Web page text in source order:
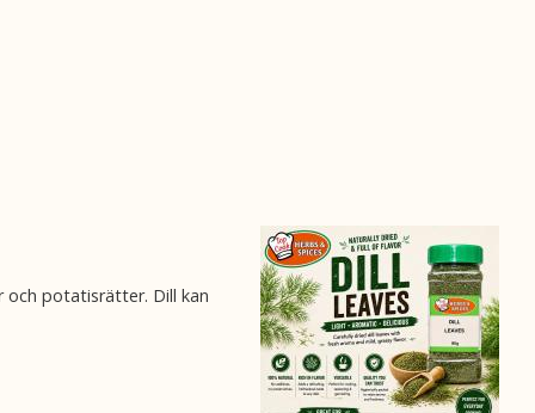
och potatisrätter. Dill kan